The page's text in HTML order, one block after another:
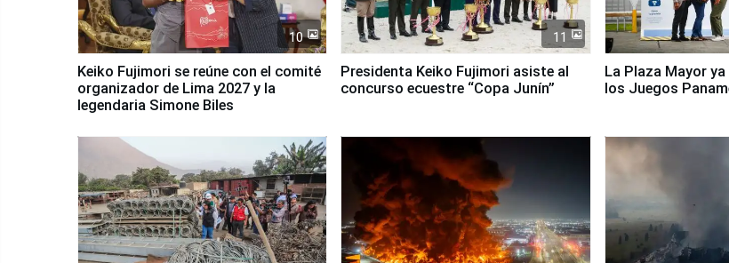
10
Keiko Fujimori se reúne con el comité
organizador de Lima 2027 y la
legendaria Simone Biles
11
Presidenta Keiko Fujimori asiste al
concurso ecuestre “Copa Junín”
La Plaza Mayor
los Juegos